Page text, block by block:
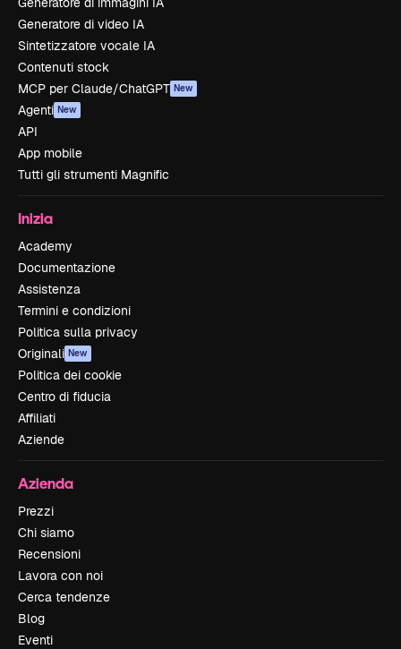
Generatore di video IA
Sintetizzatore vocale IA
Contenuti stock
MCP per Claude/ChatGPT New
Agenti New
API
App mobile
Tutti gli strumenti Magnific
Inizia
Academy
Documentazione
Assistenza
Termini e condizioni
Politica sulla privacy
Originali New
Politica dei cookie
Centro di fiducia
Affiliati
Aziende
Azienda
Prezzi
Chi siamo
Recensioni
Lavora con noi
Cerca tendenze
Blog
Eventi